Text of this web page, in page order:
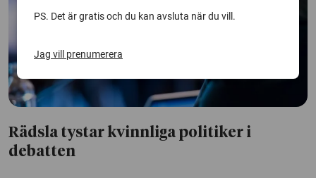
Rädsla tystar kvinnliga politiker i
debatten
PS. Det är gratis och du kan avsluta när du vill.
Jag vill prenumerera